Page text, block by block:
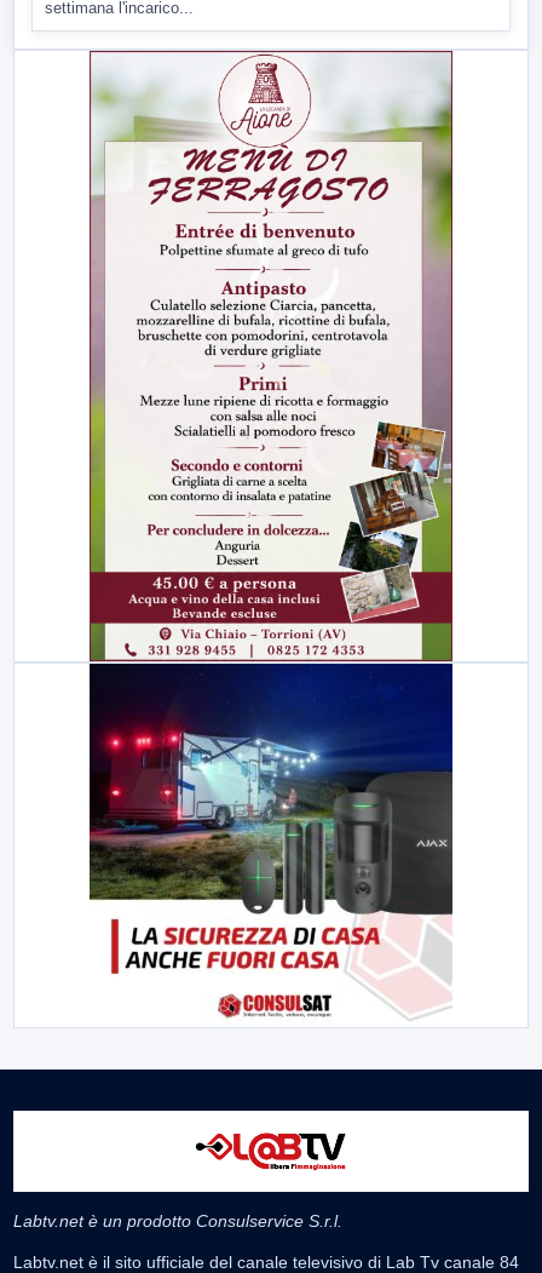
settimana l'incarico...
Labtv.net è un prodotto Consulservice S.r.l.
Labtv.net è il sito ufficiale del canale televisivo di Lab Tv canale 84